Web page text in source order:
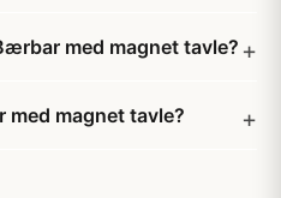
med magnet tavle?
med magnet tavle?